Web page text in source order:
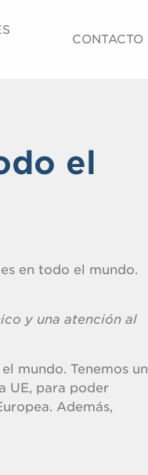
CONTACTO
el
en todo el mundo.
y una atención al
mundo. Tenemos un
UE, para poder
Además,